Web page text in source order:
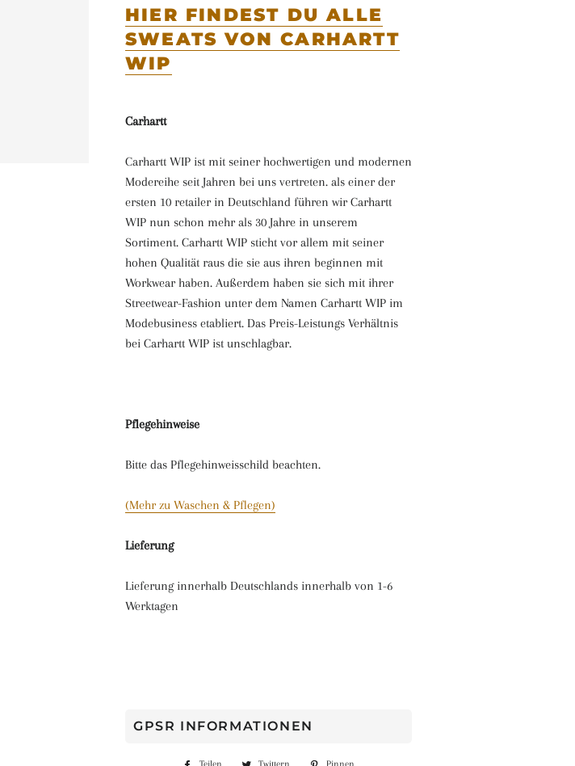
HIER FINDEST DU ALLE
SWEATS VON CARHARTT
WIP
Carhartt
Carhartt WIP ist mit seiner hochwertigen und modernen
Modereihe seit Jahren bei uns vertreten. als einer der
ersten 10 retailer in Deutschland führen wir Carhartt
WIP nun schon mehr als 30 Jahre in unserem
Sortiment. Carhartt WIP sticht vor allem mit seiner
hohen Qualität raus die sie aus ihren beginnen mit
Workwear haben. Außerdem haben sie sich mit ihrer
Streetwear-Fashion unter dem Namen Carhartt WIP im
Modebusiness etabliert. Das Preis-Leistungs Verhältnis
bei Carhartt WIP ist unschlagbar.
Pflegehinweise
Bitte das Pflegehinweisschild beachten.
(Mehr zu Waschen & Pflegen)
Lieferung
Lieferung innerhalb Deutschlands innerhalb von 1-6
Werktagen
GPSR INFORMATIONEN